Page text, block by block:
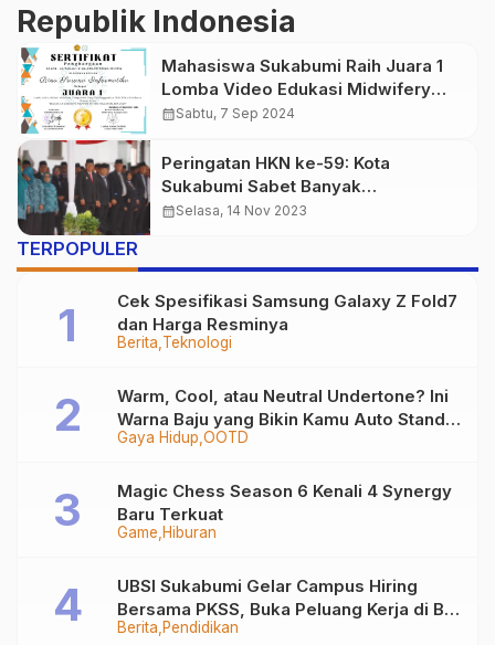
Republik Indonesia
Mahasiswa Sukabumi Raih Juara 1
Lomba Video Edukasi Midwifery
Competition 2024
calendar_monthSabtu, 7 Sep 2024
Peringatan HKN ke-59: Kota
Sukabumi Sabet Banyak
Penghargaan, Ini Daftarnya!
calendar_monthSelasa, 14 Nov 2023
TERPOPULER
Berita Teknologi
Cek Spesifikasi Samsung Galaxy Z Fold7
dan Harga Resminya
Gaya Hidup OOTD
Warm, Cool, atau Neutral Undertone? Ini
Warna Baju yang Bikin Kamu Auto Stand
Out
Game Hiburan
Magic Chess Season 6 Kenali 4 Synergy
Baru Terkuat
Berita Pendidikan
UBSI Sukabumi Gelar Campus Hiring
Bersama PKSS, Buka Peluang Kerja di BRI
Group